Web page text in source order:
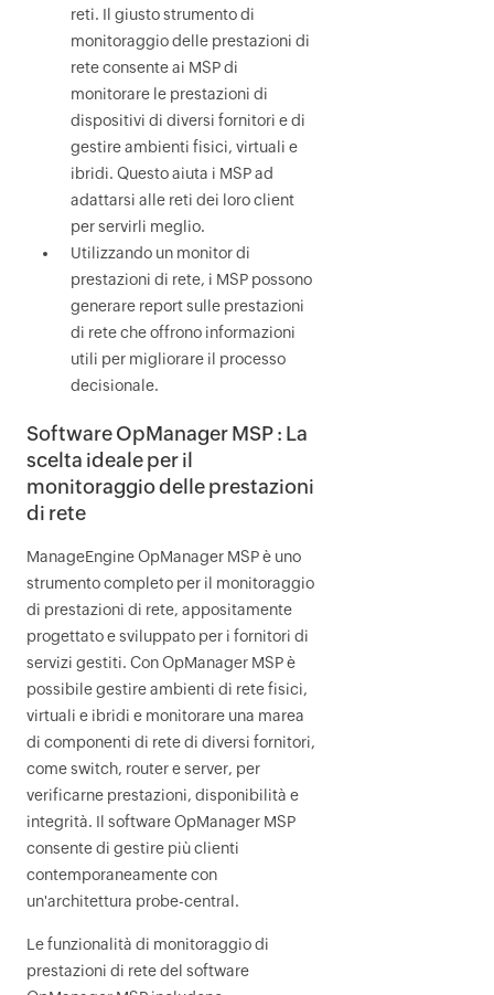
reti. Il giusto strumento di
monitoraggio delle prestazioni di
rete consente ai MSP di
monitorare le prestazioni di
dispositivi di diversi fornitori e di
gestire ambienti fisici, virtuali e
ibridi. Questo aiuta i MSP ad
adattarsi alle reti dei loro client
per servirli meglio.
Utilizzando un monitor di
prestazioni di rete, i MSP possono
generare report sulle prestazioni
di rete che offrono informazioni
utili per migliorare il processo
decisionale.
SoftwareOpManager MSP: La
scelta ideale per il
monitoraggio delle prestazioni
di rete
ManageEngineOpManager MSPè uno
strumento completo per il monitoraggio
di prestazioni di rete, appositamente
progettato e sviluppato per i fornitori di
servizi gestiti. ConOpManager MSPè
possibile gestire ambienti di rete fisici,
virtuali e ibridi e monitorare una marea
di componenti di rete di diversi fornitori,
come switch, router e server, per
verificarne prestazioni, disponibilità e
integrità. Il softwareOpManager MSP
consente di gestire più clienti
contemporaneamente con
un'architettura probe-central.
Le funzionalità di monitoraggio di
prestazioni di rete del software